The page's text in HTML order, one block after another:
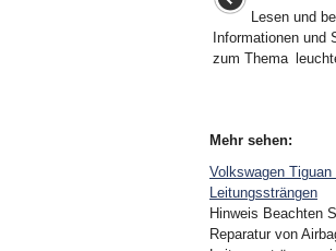
Lesen und
Informationen
zum Thema
Mehr sehen:
Volkswagen
Leitungssträngen
Hinweis Beachten
Reparatur von